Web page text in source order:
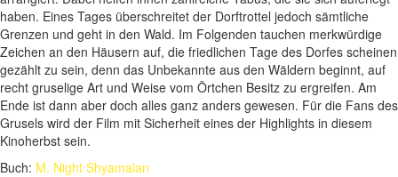
haben. Eines Tages überschreitet der Dorftrottel jedoch sämtliche
Grenzen und geht in den Wald. Im Folgenden tauchen merkwürdige
Zeichen an den Häusern auf, die friedlichen Tage des Dorfes scheinen
gezählt zu sein, denn das Unbekannte aus den Wäldern beginnt, auf
recht gruselige Art und Weise vom Örtchen Besitz zu ergreifen. Am
Ende ist dann aber doch alles ganz anders gewesen. Für die Fans des
Grusels wird der Film mit Sicherheit eines der Highlights in diesem
Kinoherbst sein.
Buch: M. Night Shyamalan